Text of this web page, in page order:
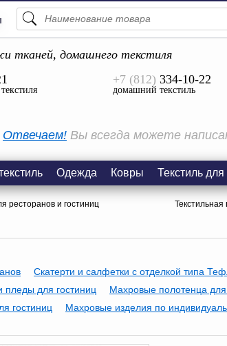
тканей, домашнего текстиля
+7 (812) 334-10-22
домашний текстиль
Отвечаем! Вы всегда можете
Одежда Ковры Текстиль
ресторанов и гостиниц Текстильная
Скатерти и салфетки с отделкой типа
пледы для гостиниц Махровые полотенца для
гостиниц Махровые изделия по